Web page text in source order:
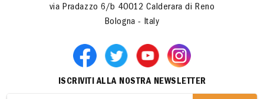
via Pradazzo 6/b 40012 Calderara di Reno
Bologna - Italy
ISCRIVITI ALLA NOSTRA NEWSLETTER